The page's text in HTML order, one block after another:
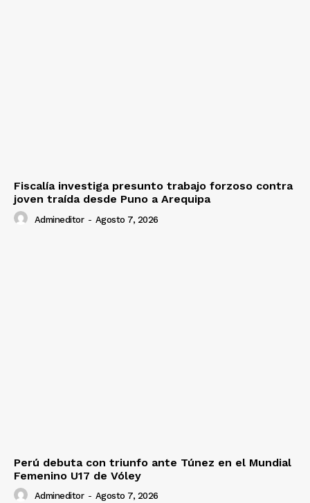
Fiscalía investiga presunto trabajo forzoso contra
joven traída desde Puno a Arequipa
Admineditor - Agosto 7, 2026
Perú debuta con triunfo ante Túnez en el Mundial
Femenino U17 de Vóley
Admineditor - Agosto 7, 2026